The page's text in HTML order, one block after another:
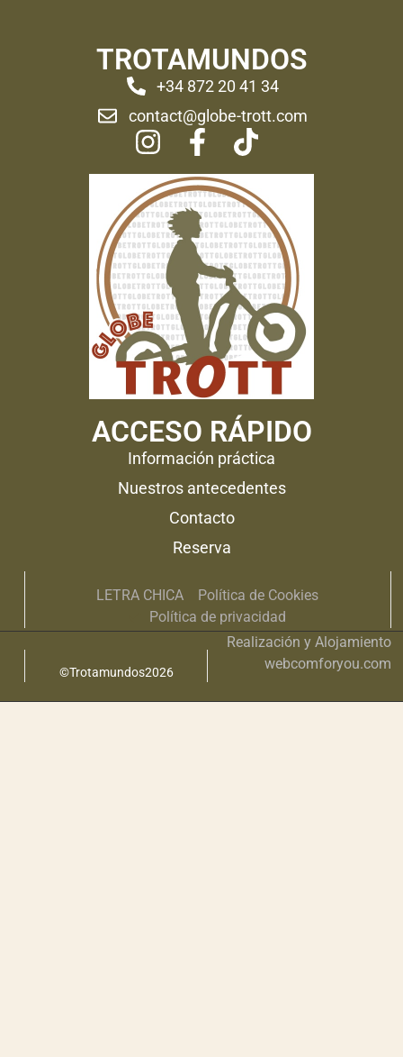
TROTAMUNDOS
+34 872 20 41 34
contact@globe-trott.com
ACCESO RÁPIDO
Información práctica
Nuestros antecedentes
Contacto
Reserva
LETRA CHICA
Política de Cookies
Política de privacidad
©Trotamundos2026
Realización y Alojamiento
webcomforyou.com